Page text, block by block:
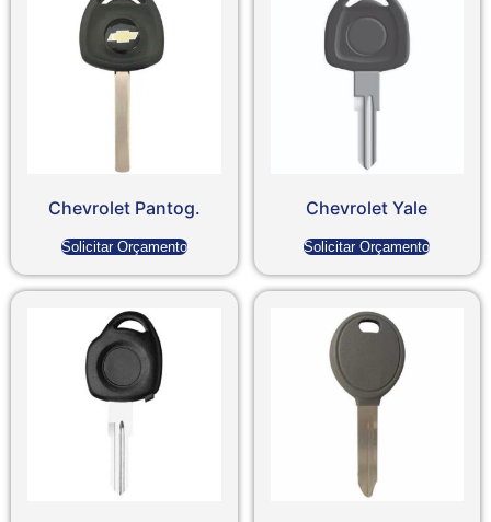
Chevrolet Pantog.
Solicitar Orçamento
Chevrolet Yale
Solicitar Orçamento